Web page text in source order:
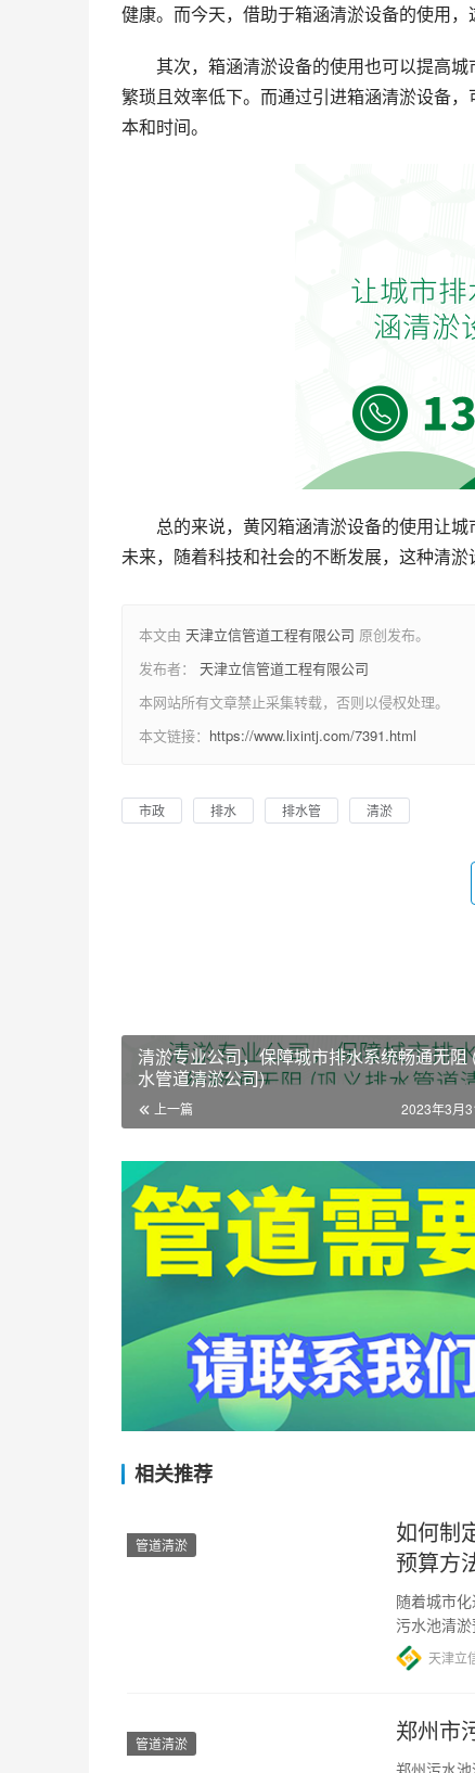
健康。而今天，借助于箱涵清淤设备的使用
其次，箱涵清淤设备的使用也可以提高
繁琐且效率低下。而通过引进箱涵清淤设备
本和时间。
总的来说，黄冈箱涵清淤设备的使用让
未来，随着科技和社会的不断发展，这种清
本文由 天津立信管道工程有限公司 原创发布。
发布者： 天津立信管道工程有限公司
本网站所有文章禁止采集转载，否则以侵权处理。
本文链接： https://www.lixintj.com/7391.html
市政 排水 排水管 清淤
清淤专业公司，保障城市排水系统畅通无阻
水管道清淤公司)
上一篇 2023年3月
相关推荐
管道清淤
如何制
预算方
随着城市
污水池清
时间、人
天津立
管道清淤 郑州市
郑州污水